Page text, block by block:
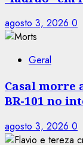
agosto 3, 2026 0
Geral
Casal morre
BR-101 no
agosto 3, 2026 0